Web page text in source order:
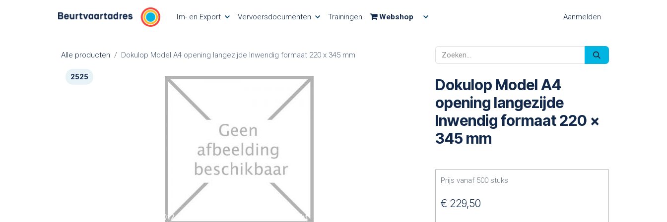
Im- en Export
Vervoersdocumenten Trainingen Webshop Aanmelden
Alle producten Dokulop Model A4 opening langezijde Inwendig formaat 220 x 345 mm
2525
Dokulop Model A4
opening langezijde
Inwendig formaat 220 x
345 mm
Prijs vanaf 500 stuks
€ 229,50